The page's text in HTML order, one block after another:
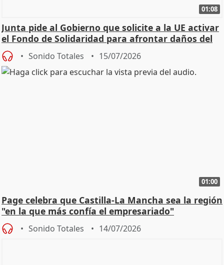
01:08
Junta pide al Gobierno que solicite a la UE activar
el Fondo de Solidaridad para afrontar daños del
Sonido Totales 15/07/2026
01:00
Page celebra que Castilla-La Mancha sea la región
"en la que más confía el empresariado"
Sonido Totales 14/07/2026